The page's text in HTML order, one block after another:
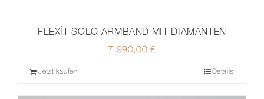
FLEXÍT SOLO ARMBAND MIT DIAMANTEN
7.990,00€
Jetzt kaufen Details